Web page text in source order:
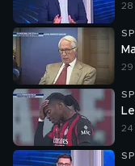
28
29
24